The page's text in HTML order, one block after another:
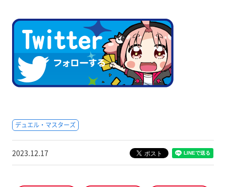
デュエル・マスターズ
2023.12.17